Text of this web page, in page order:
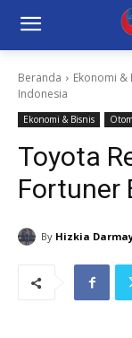
Beranda Ekonomi &
Indonesia
Ekonomi & Bisnis
Toyota
Fortuner
By Hizkia